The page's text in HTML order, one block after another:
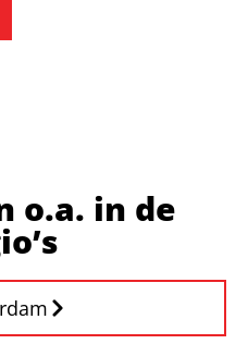
o.a. in de